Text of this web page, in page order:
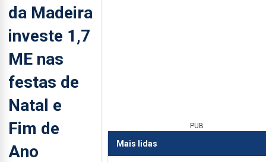
da Madeira
investe 1,7
ME nas
festas de
Natal e
Fim de
Ano
PUB
Mais lidas